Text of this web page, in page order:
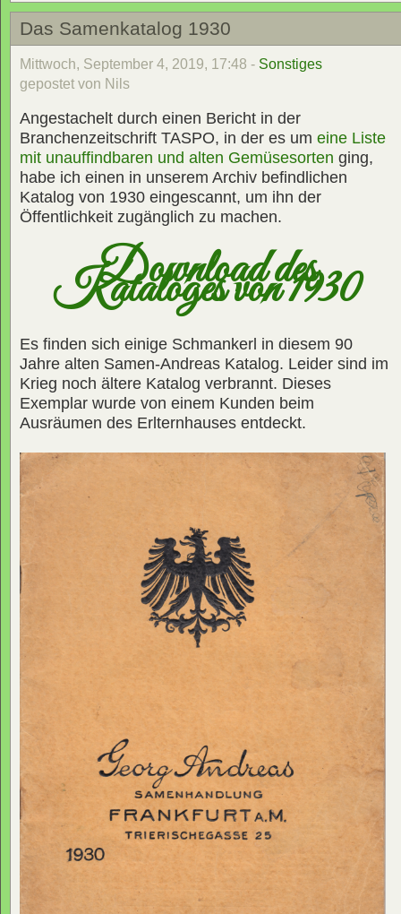
Das Samenkatalog 1930
Mittwoch, September 4, 2019, 17:48 - Sonstiges
gepostet von Nils
Angestachelt durch einen Bericht in der
Branchenzeitschrift TASPO, in der es um eine Liste
mit unauffindbaren und alten Gemüsesorten ging,
habe ich einen in unserem Archiv befindlichen
Katalog von 1930 eingescannt, um ihn der
Öffentlichkeit zugänglich zu machen.
Download des
Kataloges von 1930
Es finden sich einige Schmankerl in diesem 90
Jahre alten Samen-Andreas Katalog. Leider sind im
Krieg noch ältere Katalog verbrannt. Dieses
Exemplar wurde von einem Kunden beim
Ausräumen des Erlternhauses entdeckt.